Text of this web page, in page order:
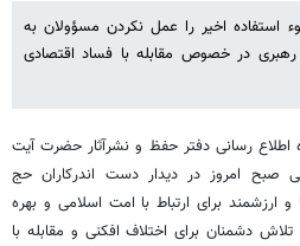
استفاده اخیر را عمل نکردن مسؤولان به
در خصوص مقابله با فساد اقتصادی
اطلاع رسانی دفتر حفظ و نشرآثار حضرت آیت
صبح امروز در دیدار دست اندرکاران حج
ارزشمند برای ارتباط با امت اسلامی و بهره
دشمنان برای اختلاف افکنی و مقابله با